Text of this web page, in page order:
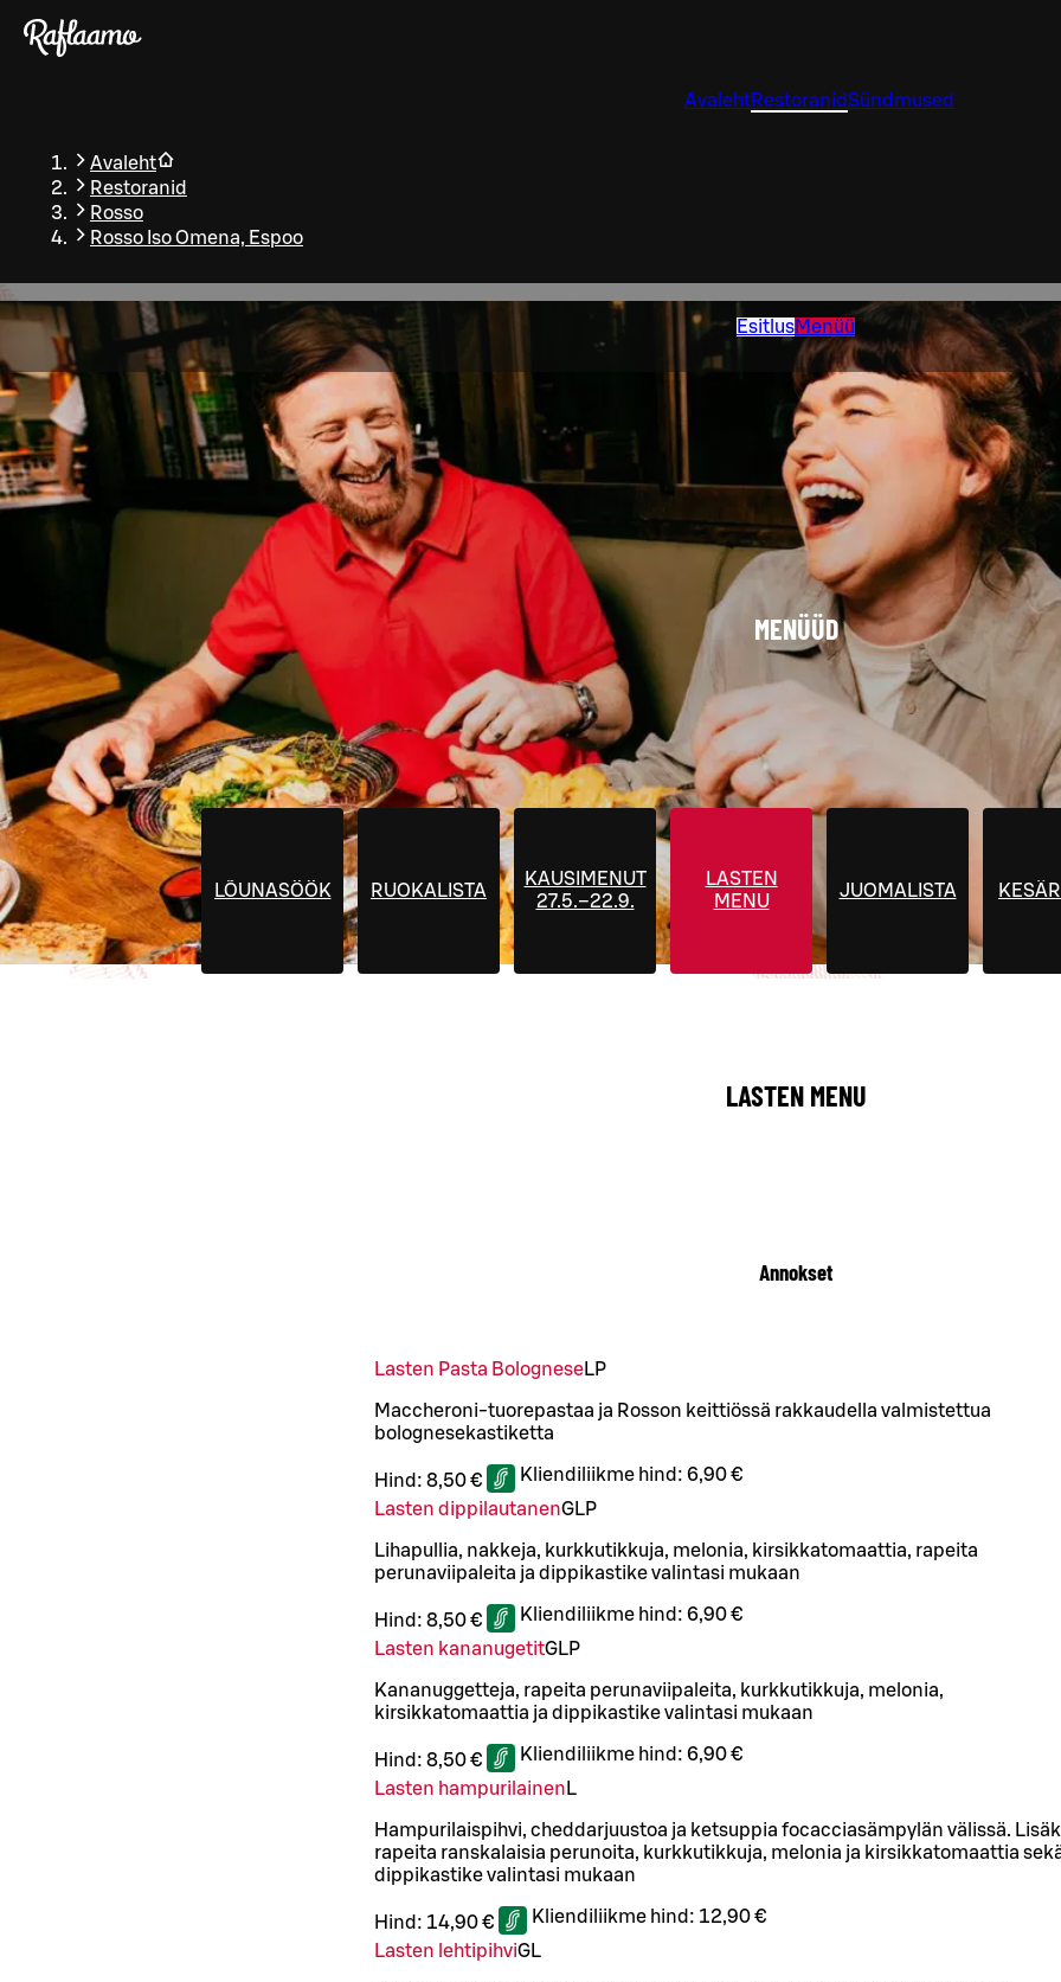
Liigu peamise sisu juurde
AvalehtRestoranidSündmused
Avaleht
Restoranid
Rosso
Rosso Iso Omena, Espoo
EsitlusMenüü
MENÜÜD
LÕUNASÖÖK RUOKALISTA
KAUSIMENUT
27.5.–22.9.
LASTEN
MENU
JUOMALISTA
LASTEN MENU
Annokset
Lasten Pasta BologneseLP
Maccheroni-tuorepastaa ja Rosson keittiössä rakkaudella valmistettua
bolognesekastiketta
Hind: 8,50 € Kliendiliikme hind: 6,90 €
Lasten dippilautanenGLP
Lihapullia, nakkeja, kurkkutikkuja, melonia, kirsikkatomaattia, rapeita
perunaviipaleita ja dippikastike valintasi mukaan
Hind: 8,50 € Kliendiliikme hind: 6,90 €
Lasten kananugetitGLP
Kananuggetteja, rapeita perunaviipaleita, kurkkutikkuja, melonia,
kirsikkatomaattia ja dippikastike valintasi mukaan
Hind: 8,50 € Kliendiliikme hind: 6,90 €
Lasten hampurilainen L
Hampurilaispihvi, cheddarjuustoa ja ketsuppia focacciasämpylän välissä.
rapeita ranskalaisia perunoita, kurkkutikkuja, melonia ja kirsikkatomaattia
dippikastike valintasi mukaan
Hind: 14,90 € Kliendiliikme hind: 12,90 €
Lasten lehtipihviGL